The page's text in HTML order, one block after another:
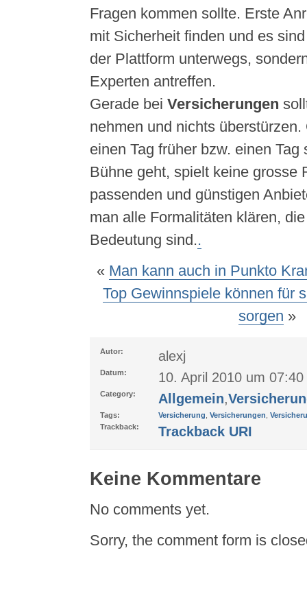
Fragen kommen sollte. Erste
mit Sicherheit finden und es
der Plattform unterwegs,
Experten antreffen.
Gerade bei Versicherungen
nehmen und nichts
einen Tag früher bzw. einen Tag
Bühne geht, spielt keine grosse
passenden und günstigen
man alle Formalitäten klären,
Bedeutung sind..
« Man kann auch in Punkto
Top Gewinnspiele können für
sorgen »
Autor: alexj
Datum: 10. April 2010 um 07:40
Category: Allgemein,
Tags: Versicherung Versicherungen
Trackback:
Trackback URI
Keine Kommentare
No comments yet.
Sorry, the comment form is